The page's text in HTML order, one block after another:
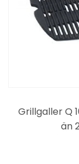
Grillgaller Q
än